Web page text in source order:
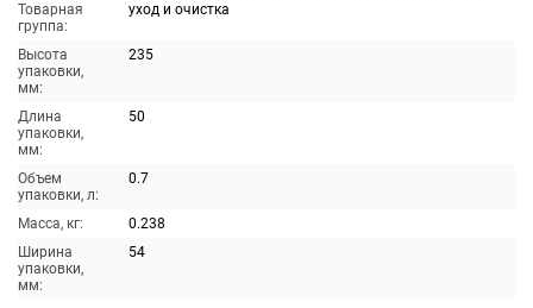
Товарная
группа:
уход и очистка
Высота
упаковки,
мм:
235
Длина
упаковки,
мм:
50
Объем
упаковки, л:
0.7
Масса, кг:
0.238
Ширина
упаковки,
мм:
54